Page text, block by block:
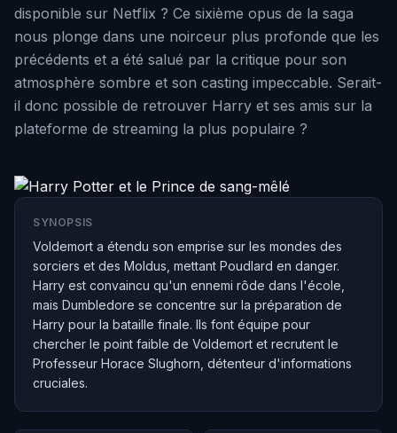
disponible sur Netflix ? Ce sixième opus de la saga
nous plonge dans une noirceur plus profonde que les
précédents et a été salué par la critique pour son
atmosphère sombre et son casting impeccable. Serait-
il donc possible de retrouver Harry et ses amis sur la
plateforme de streaming la plus populaire ?
SYNOPSIS
Voldemort a étendu son emprise sur les mondes des
sorciers et des Moldus, mettant Poudlard en danger.
Harry est convaincu qu'un ennemi rôde dans l'école,
mais Dumbledore se concentre sur la préparation de
Harry pour la bataille finale. Ils font équipe pour
chercher le point faible de Voldemort et recrutent le
Professeur Horace Slughorn, détenteur d'informations
cruciales.